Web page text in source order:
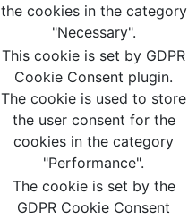
the cookies in the category
"Necessary".
This cookie is set by GDPR
Cookie Consent plugin.
The cookie is used to store
the user consent for the
cookies in the category
"Performance".
The cookie is set by the
GDPR Cookie Consent